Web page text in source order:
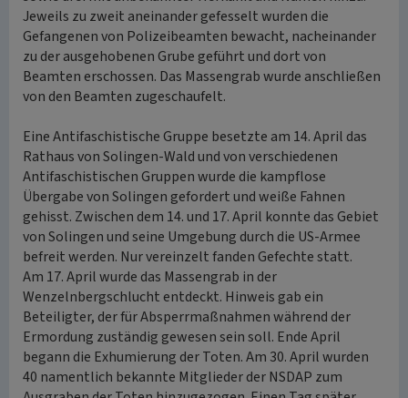
Jeweils zu zweit aneinander gefesselt wurden die
Gefangenen von Polizeibeamten bewacht, nacheinander
zu der ausgehobenen Grube geführt und dort von
Beamten erschossen. Das Massengrab wurde anschließen
von den Beamten zugeschaufelt.
Eine Antifaschistische Gruppe besetzte am 14. April das
Rathaus von Solingen-Wald und von verschiedenen
Antifaschistischen Gruppen wurde die kampflose
Übergabe von Solingen gefordert und weiße Fahnen
gehisst. Zwischen dem 14. und 17. April konnte das Gebiet
von Solingen und seine Umgebung durch die US-Armee
befreit werden. Nur vereinzelt fanden Gefechte statt.
Am 17. April wurde das Massengrab in der
Wenzelnbergschlucht entdeckt. Hinweis gab ein
Beteiligter, der für Absperrmaßnahmen während der
Ermordung zuständig gewesen sein soll. Ende April
begann die Exhumierung der Toten. Am 30. April wurden
40 namentlich bekannte Mitglieder der NSDAP zum